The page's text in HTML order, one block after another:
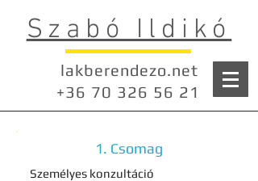
Szabó Ildikó
lakberendezo.net
+36 70 326 56 21
1. Csomag
Személyes konzultáció